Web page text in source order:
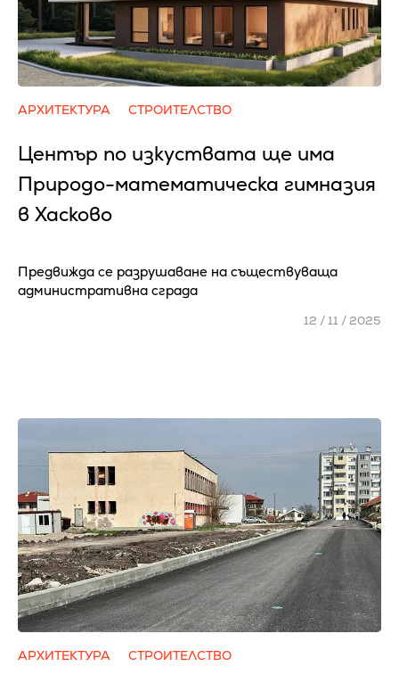
АРХИТЕКТУРА СТРОИТЕЛСТВО
Център по изкуствата ще има
Природо-математическа гимназия
в Хасково
Предвижда се разрушаване на съществуваща
административна сграда
12 / 11 / 2025
АРХИТЕКТУРА СТРОИТЕЛСТВО